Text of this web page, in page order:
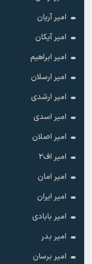
امیر آریان
امیر آیکان
امیر ابراهیم
امیر ارسلان
امیر ارشدی
امیر اسدی
امیر اصلان
امیر اف۲
امیر امان
امیر ایران
امیر بابادی
امیر بدر
امیر برسان